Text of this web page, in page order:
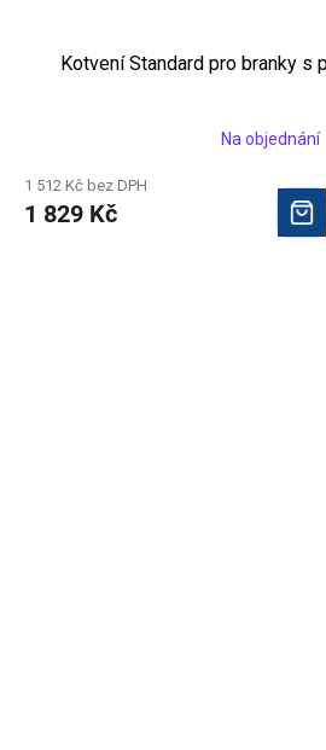
Kotvení Standard pro branky s
Na objednání
1 512 Kč bez DPH
1 829 Kč